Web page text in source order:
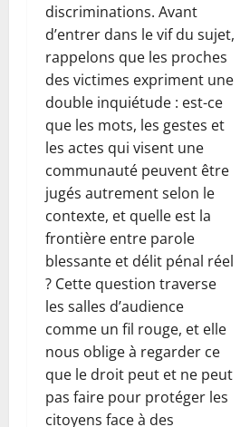
discriminations. Avant
d’entrer dans le vif du sujet,
rappelons que les proches
des victimes expriment une
double inquiétude : est-ce
que les mots, les gestes et
les actes qui visent une
communauté peuvent être
jugés autrement selon le
contexte, et quelle est la
frontière entre parole
blessante et délit pénal réel
? Cette question traverse
les salles d’audience
comme un fil rouge, et elle
nous oblige à regarder ce
que le droit peut et ne peut
pas faire pour protéger les
citoyens face à des